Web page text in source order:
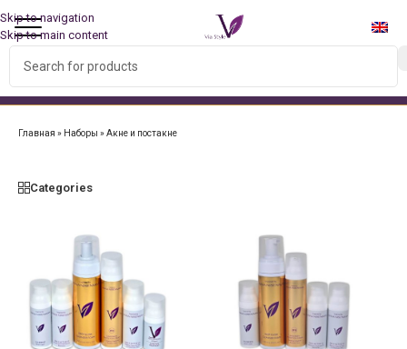
Skip to navigation
Skip to main content
БЕСПЛАТНАЯ ДОСТАВКА ПО ВСЕМУ МИРУ ПРИ ЗАКАЗЕ
НАБОРА!
Главная » Наборы »Акне и постакне
Categories